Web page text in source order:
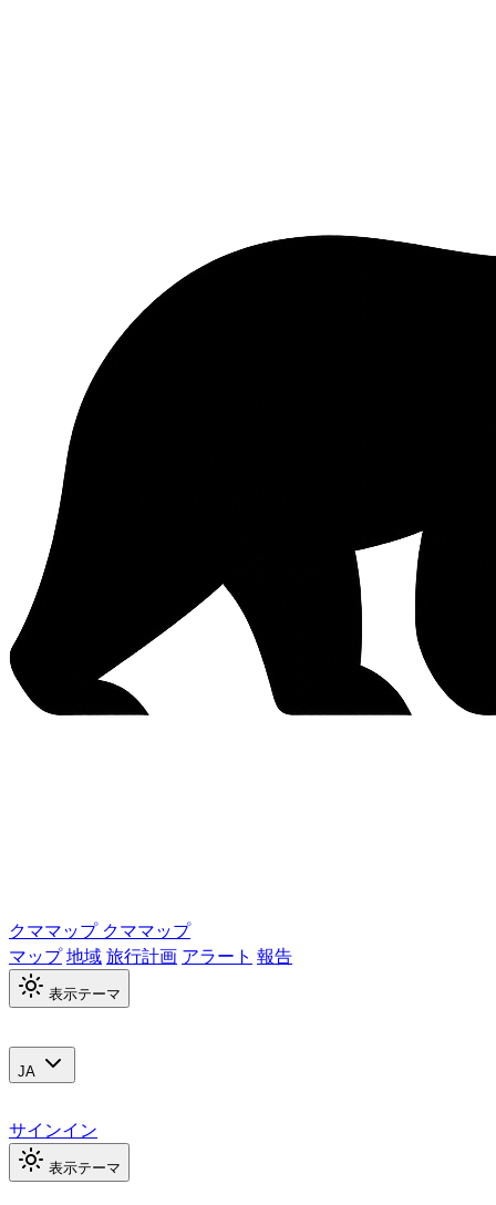
クママップ クママップ
マップ地域旅行計画 アラート 報告
表示テーマ
JA
サインイン
表示テーマ